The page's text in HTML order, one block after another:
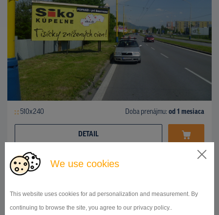
We use cookies
This website uses cookies for ad personalization and measurement. By
continuing to browse the site, you agree to our privacy policy..
510x240 Doba prenájmu: od 1 mesiaca
DETAIL
BILLBOARD